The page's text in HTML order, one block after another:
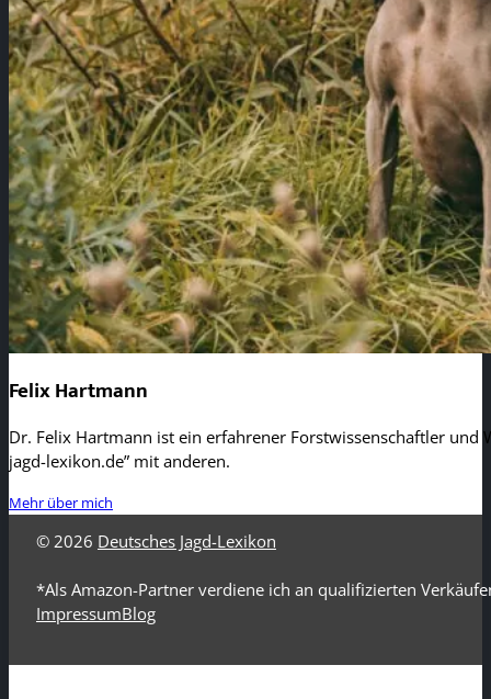
Felix Hartmann
Dr. Felix Hartmann ist ein erfahrener Forstwissenschaftler und
jagd-lexikon.de” mit anderen.
Mehr über mich
© 2026 Deutsches Jagd-Lexikon
*Als Amazon-Partner verdiene ich an qualifizierten
ImpressumBlog